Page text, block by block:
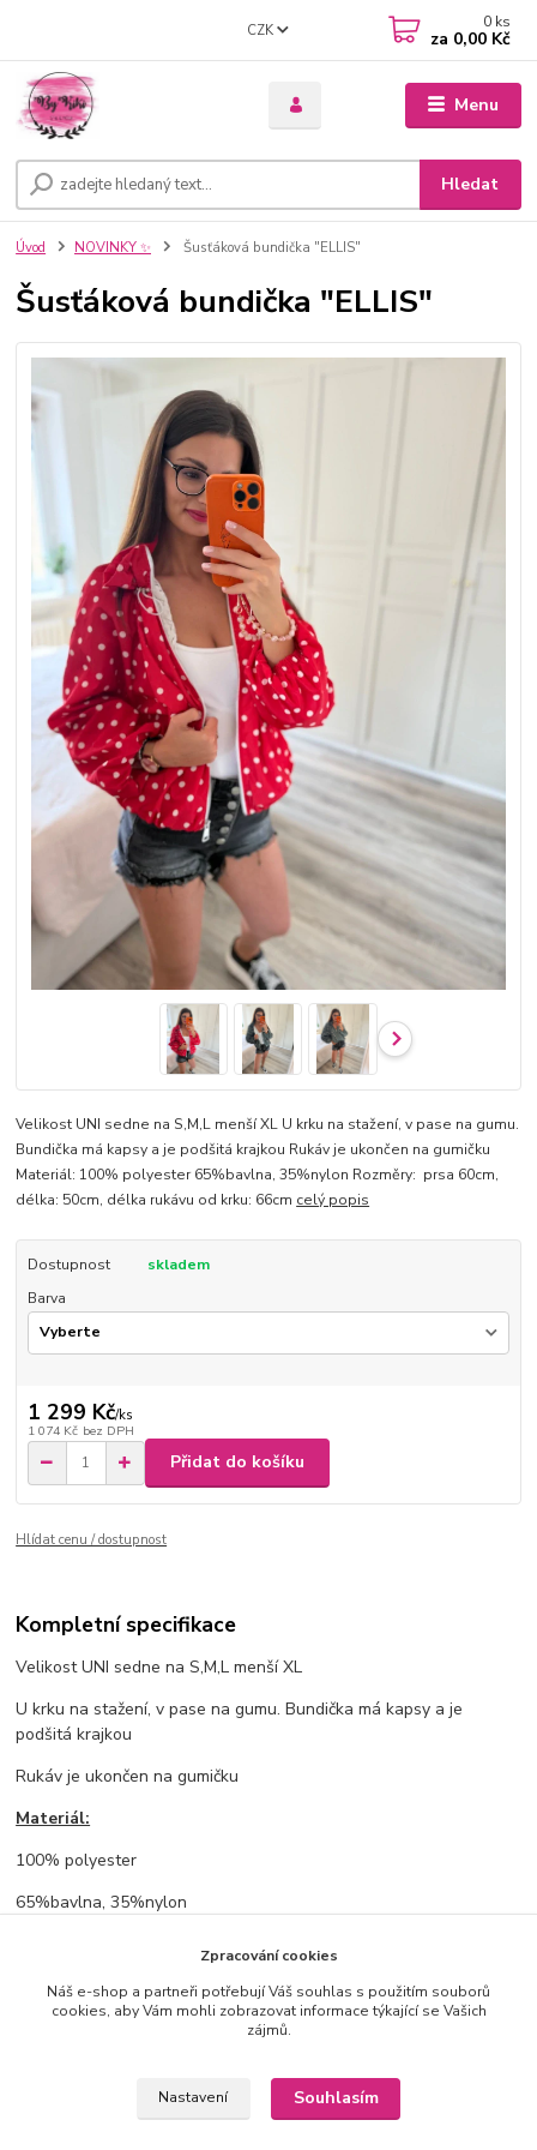
Menu
CZK
Hledat
0 ks
za 0,00 Kč
Úvod NOVINKY ✨ Šusťáková bundička "ELLIS"
Šusťáková bundička "ELLIS"
Velikost UNI sedne na S,M,L menší XL U krku na stažení, v pase na gumu.
Bundička má kapsy a je podšitá krajkou Rukáv je ukončen na gumičku
Materiál: 100% polyester 65%bavlna, 35%nylon Rozměry: prsa 60cm,
délka: 50cm, délka rukávu od krku: 66cm celý popis
Dostupnost
skladem
Barva
1 299 Kč/ks
1 074 Kč bez DPH
Přidat do košíku
Hlídat cenu / dostupnost
Kompletní specifikace
Velikost UNI sedne na S,M,L menší XL
U krku na stažení, v pase na gumu. Bundička má kapsy a je
podšitá krajkou
Rukáv je ukončen na gumičku
Materiál:
100% polyester
65%bavlna, 35%nylon
prsa 60cm, délka: 50cm, délka rukávu od krku: 66cm
Zboží zařazeno v kategoriích
Zpracování cookies
Náš e-shop a partneři potřebují Váš souhlas s použitím souborů
cookies, aby Vám mohli zobrazovat informace týkající se Vašich
zájmů.
Nastavení Souhlasím